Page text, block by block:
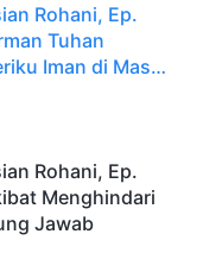
Rohani, Ep.
Tuhan
Iman di Masa
Rohani, Ep.
Menghindari
Jawab